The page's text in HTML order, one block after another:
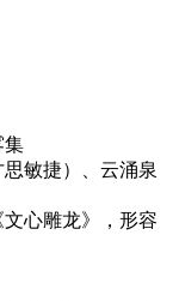
集
敏捷）、云涌泉
文心雕龙》，形容